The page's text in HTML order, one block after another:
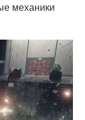
механики